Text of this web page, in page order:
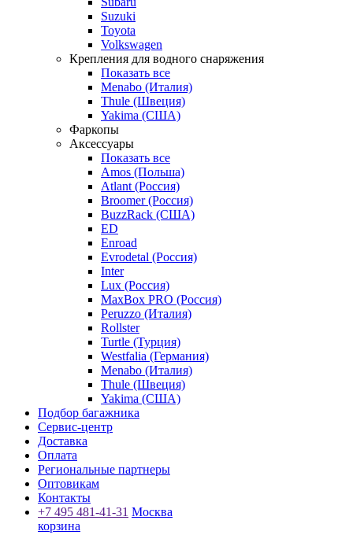
Suzuki
Toyota
Volkswagen
Крепления для водного снаряжения
Показать все
Menabo (Италия)
Thule (Швеция)
Yakima (США)
Фаркопы
Аксессуары
Показать все
Amos (Польша)
Atlant (Россия)
Broomer (Россия)
BuzzRack (США)
ED
Enroad
Evrodetal (Россия)
Inter
Lux (Россия)
MaxBox PRO (Россия)
Peruzzo (Италия)
Rollster
Turtle (Турция)
Westfalia (Германия)
Menabo (Италия)
Thule (Швеция)
Yakima (США)
Подбор багажника
Сервис-центр
Доставка
Оплата
Региональные партнеры
Оптовикам
Контакты
+7 495 481-41-31 Москва
корзина